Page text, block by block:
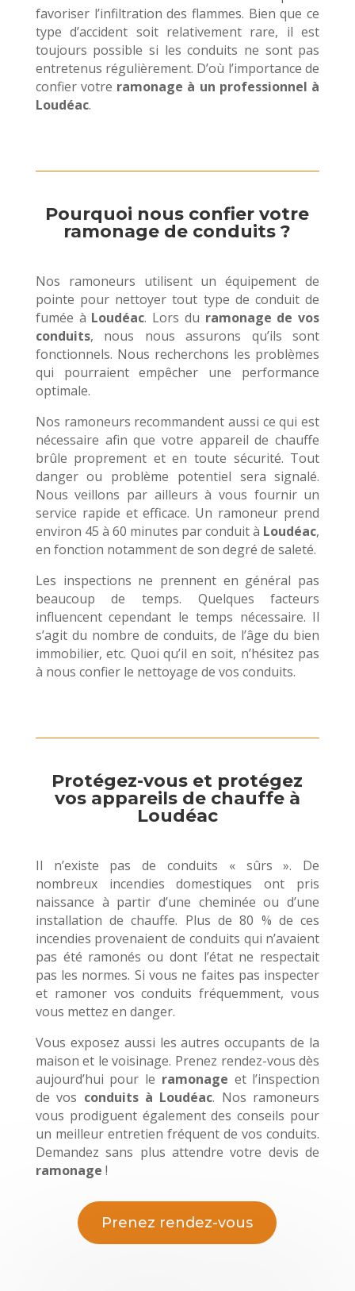
favoriser l’infiltration des flammes. Bien que ce
type d’accident soit relativement rare, il est
toujours possible si les conduits ne sont pas
entretenus régulièrement. D’où l’importance de
confier votre ramonage à un professionnel à
Loudéac.
Pourquoi nous confier votre
ramonage de conduits ?
Nos ramoneurs utilisent un équipement de
pointe pour nettoyer tout type de conduit de
fumée à Loudéac. Lors du ramonage de vos
conduits, nous nous assurons qu’ils sont
fonctionnels. Nous recherchons les problèmes
qui pourraient empêcher une performance
optimale.
Nos ramoneurs recommandent aussi ce qui est
nécessaire afin que votre appareil de chauffe
brûle proprement et en toute sécurité. Tout
danger ou problème potentiel sera signalé.
Nous veillons par ailleurs à vous fournir un
service rapide et efficace. Un ramoneur prend
environ 45 à 60 minutes par conduit à Loudéac,
en fonction notamment de son degré de saleté.
Les inspections ne prennent en général pas
beaucoup de temps. Quelques facteurs
influencent cependant le temps nécessaire. Il
s’agit du nombre de conduits, de l’âge du bien
immobilier, etc. Quoi qu’il en soit, n’hésitez pas
à nous confier le nettoyage de vos conduits.
Protégez-vous et protégez
vos appareils de chauffe à
Loudéac
Il n’existe pas de conduits « sûrs ». De
nombreux incendies domestiques ont pris
naissance à partir d’une cheminée ou d’une
installation de chauffe. Plus de 80 % de ces
incendies provenaient de conduits qui n’avaient
pas été ramonés ou dont l’état ne respectait
pas les normes. Si vous ne faites pas inspecter
et ramoner vos conduits fréquemment, vous
vous mettez en danger.
Vous exposez aussi les autres occupants de la
maison et le voisinage. Prenez rendez-vous dès
aujourd’hui pour le ramonage et l’inspection
de vos conduits à Loudéac. Nos ramoneurs
vous prodiguent également des conseils pour
un meilleur entretien fréquent de vos conduits.
Demandez sans plus attendre votre devis de
ramonage !
Prenez rendez-vous